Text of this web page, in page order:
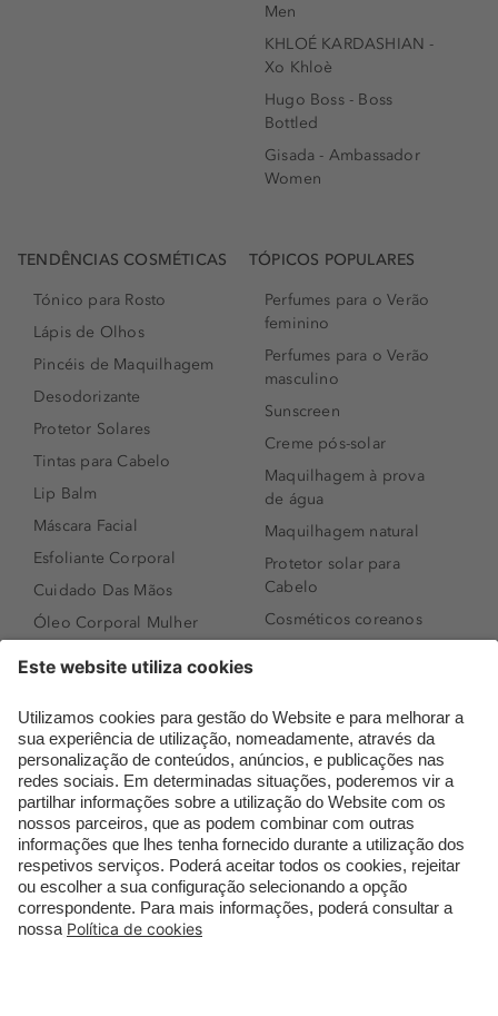
Men
KHLOÉ KARDASHIAN -
Xo Khloè
Hugo Boss - Boss
Bottled
Gisada - Ambassador
Women
TENDÊNCIAS COSMÉTICAS
Tónico para Rosto
Lápis de Olhos
Pincéis de Maquilhagem
Desodorizante
Protetor Solares
Tintas para Cabelo
Lip Balm
Máscara Facial
Esfoliante Corporal
Cuidado Das Mãos
Óleo Corporal Mulher
Sérum de Rosto
Body mist & Spray
corporal
Produtos para Cabelo
Homem
Espuma de Limpeza
Facial
Dermocosmética
TÓPICOS POPULARES
Perfumes para o Verão
feminino
Perfumes para o Verão
masculino
Sunscreen
Creme pós-solar
Maquilhagem à prova
de água
Maquilhagem natural
Protetor solar para
Cabelo
Cosméticos coreanos
Perfumes árabes
Novidades
Melhores Perfumes
Femininos
TOP 10: Perfumes
Masculinos
Pestanas Postiças
Creme Rosto Homem